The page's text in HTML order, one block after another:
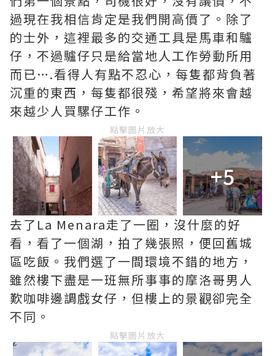
過現在我相信肯定是我們開高價了。除了
的士外，這裡最多的交通工具是馬車和驢
仔，不過驢仔只是給當地人工作勞動所用
而已….看得人有點不忍心，每隻都背負著
沉重的東西，每隻都很殘，希望將來會越
來越少人買騾仔工作。
點擊圖片放大
+5
去了La Menara走了一圈，沒什麼的好
看，看了一個湖，拍了幾張照，便回舊城
區吃飯。我們選了一間環境不錯的地方，
雖然樓下盡是一班無所事事的摩洛哥男人
歎咖啡邊調戲女仔，但樓上的景觀卻完全
不同。
點擊圖片放大